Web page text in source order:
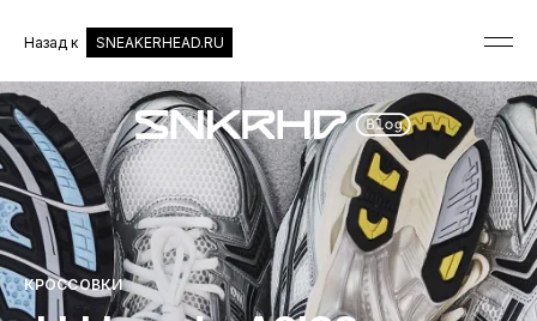
Назад к SNEAKERHEAD.RU
КРОССОВКИ